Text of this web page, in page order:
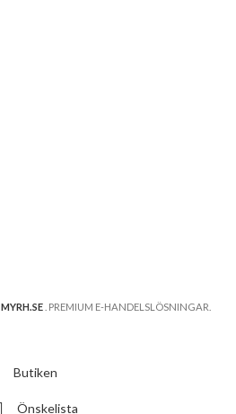
MYRH.SE . PREMIUM E-HANDELSLÖSNINGAR.
Butiken
Önskelista